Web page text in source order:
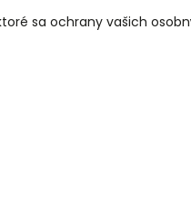
sa ochrany vašich